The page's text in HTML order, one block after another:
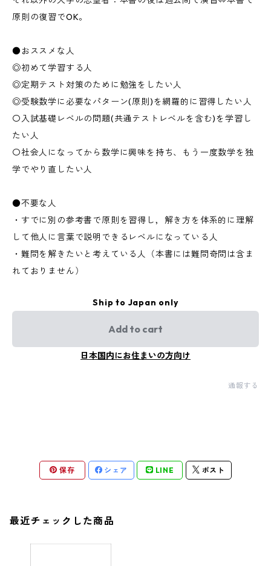
原則の復習でOK。
●おススメな人
◎初めて学習する人
◎定期テスト対策のために勉強をしたい人
◎受験数学に必要なパターン(原則)を網羅的に習得したい人
〇入試基礎レベルの問題(共通テストレベルを含む)を学習し
たい人
〇社会人になってから数学に興味を持ち、もう一度数学を独
学でやり直したい人
●不要な人
・すでに別の参考書で原則を習得し，解き方を体系的に理解
して他人に言葉で説明できるレベルになっている人
・難問を解きたいと考えている人（本書には難問奇問は含ま
れておりません）
Ship to Japan only
Add to cart
日本国内にお住まいの方向け
通報する
保存 シェア LINE ポスト
最近チェックした商品